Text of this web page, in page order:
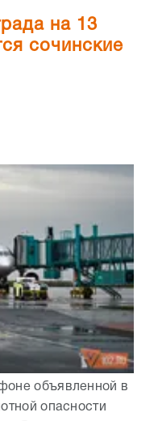
на 13
сочинские
объявленной в
опасности